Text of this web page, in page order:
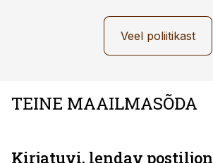
Veel poliitikast
TEINE MAAILMASÕDA
Kirjatuvi, lendav postiljon